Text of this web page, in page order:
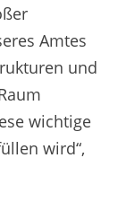
Amtes
und
wichtige
wird“,